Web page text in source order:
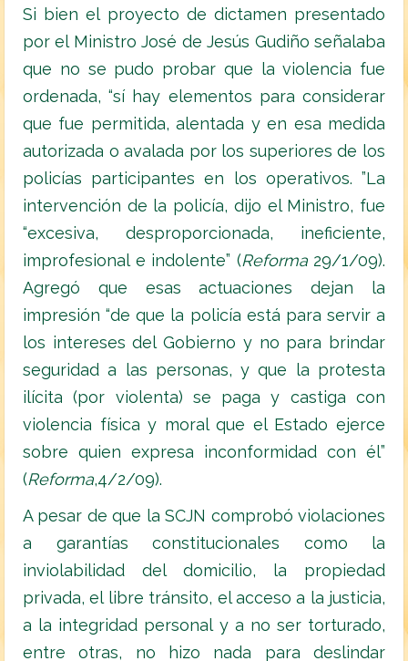
Si bien el proyecto de dictamen presentado
por el Ministro José de Jesús Gudiño señalaba
que no se pudo probar que la violencia fue
ordenada, “sí hay elementos para considerar
que fue permitida, alentada y en esa medida
autorizada o avalada por los superiores de los
policías participantes en los operativos. ”La
intervención de la policía, dijo el Ministro, fue
“excesiva, desproporcionada, ineficiente,
improfesional e indolente” (Reforma 29/1/09).
Agregó que esas actuaciones dejan la
impresión “de que la policía está para servir a
los intereses del Gobierno y no para brindar
seguridad a las personas, y que la protesta
ilícita (por violenta) se paga y castiga con
violencia física y moral que el Estado ejerce
sobre quien expresa inconformidad con él”
(Reforma,4/2/09).
A pesar de que la SCJN comprobó violaciones
a garantías constitucionales como la
inviolabilidad del domicilio, la propiedad
privada, el libre tránsito, el acceso a la justicia,
a la integridad personal y a no ser torturado,
entre otras, no hizo nada para deslindar